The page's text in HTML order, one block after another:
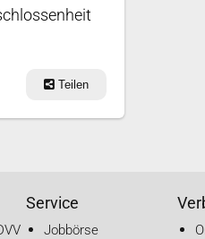
Teilen
Service
Jobbörse